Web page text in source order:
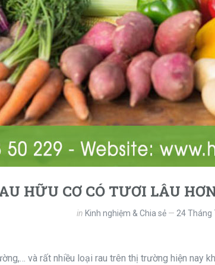
HỮU CƠ CÓ TƯƠI LÂU
in Kinh nghiệm & Chia sẻ 24 Tháng
và rất nhiều loại rau trên thị trường hiện nay